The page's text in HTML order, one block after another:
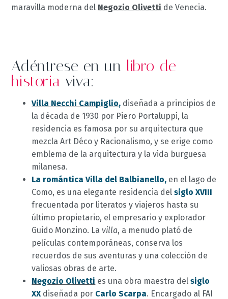
maravilla moderna del Negozio Olivetti de Venecia.
Adéntrese en un libro de
historia viva:
Villa Necchi Campiglio, diseñada a principios de
la década de 1930 por Piero Portaluppi, la
residencia es famosa por su arquitectura que
mezcla Art Déco y Racionalismo, y se erige como
emblema de la arquitectura y la vida burguesa
milanesa.
La románticaVilla del Balbianello, en el lago de
Como, es una elegante residencia delsiglo XVIII
frecuentada por literatos y viajeros hasta su
último propietario, el empresario y explorador
Guido Monzino. Lavilla, a menudo plató de
películas contemporáneas, conserva los
recuerdos de sus aventuras y una colección de
valiosas obras de arte.
Negozio Olivetti es una obra maestra delsiglo
XX diseñada por Carlo Scarpa. Encargado al FAI